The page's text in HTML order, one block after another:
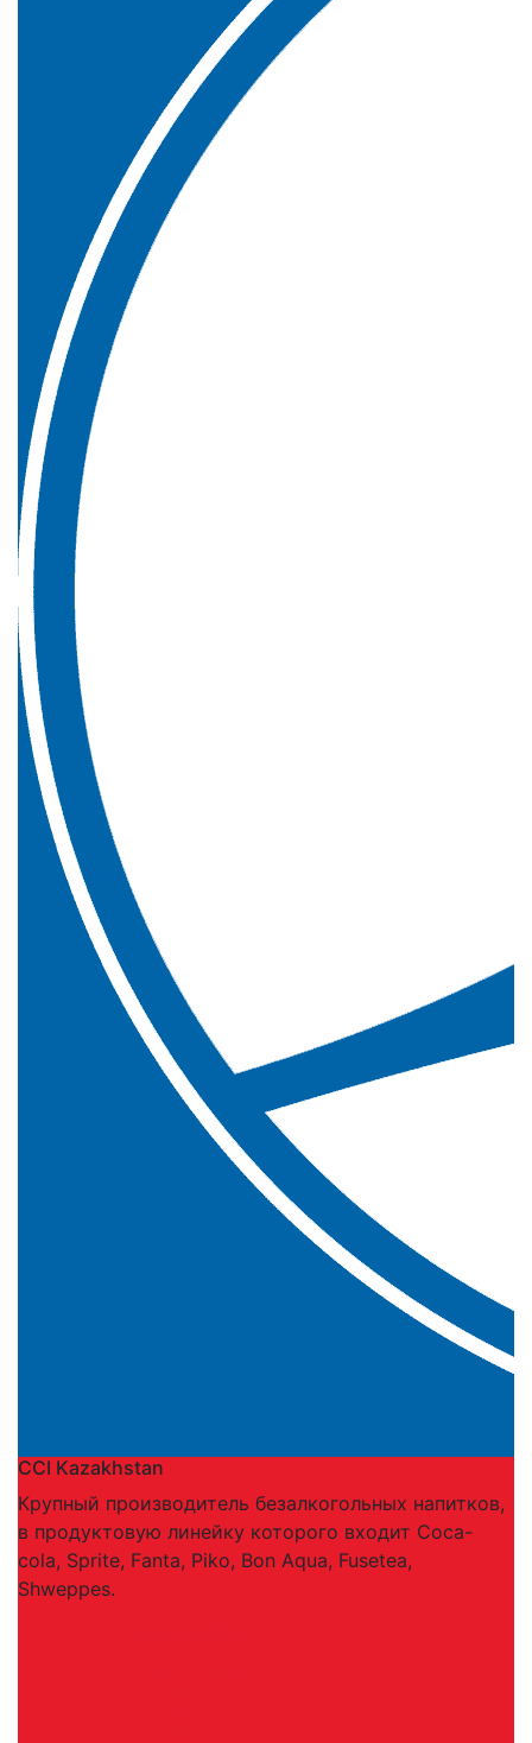
CCI Kazakhstan
Крупный производитель безалкогольных напитков,
в продуктовую линейку которого входит Coca-
cola, Sprite, Fanta, Piko, Bon Aqua, Fusetea,
Shweppes.